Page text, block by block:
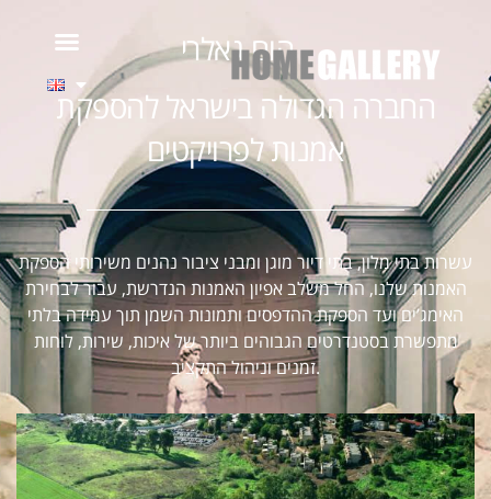
הום גאלרי -
החברה הגדולה בישראל להספקת
אמנות לפרויקטים
עשרות בתי מלון, בתי דיור מוגן ומבני ציבור נהנים משירותי הספקת
האמנות שלנו, החל משלב אפיון האמנות הנדרשת, עבור לבחירת
האימג’ים ועד הספקת ההדפסים ותמונות השמן תוך עמידה בלתי
מתפשרת בסטנדרטים הגבוהים ביותר של איכות, שירות, לוחות
זמנים וניהול התקציב.